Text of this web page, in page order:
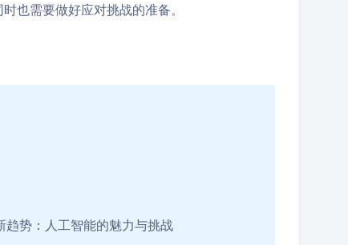
也需要做好应对挑战的准备。
趋势：人工智能的魅力与挑战